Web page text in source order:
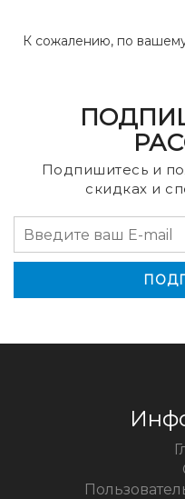
К сожалению, по
Подпишитесь и
скидках и